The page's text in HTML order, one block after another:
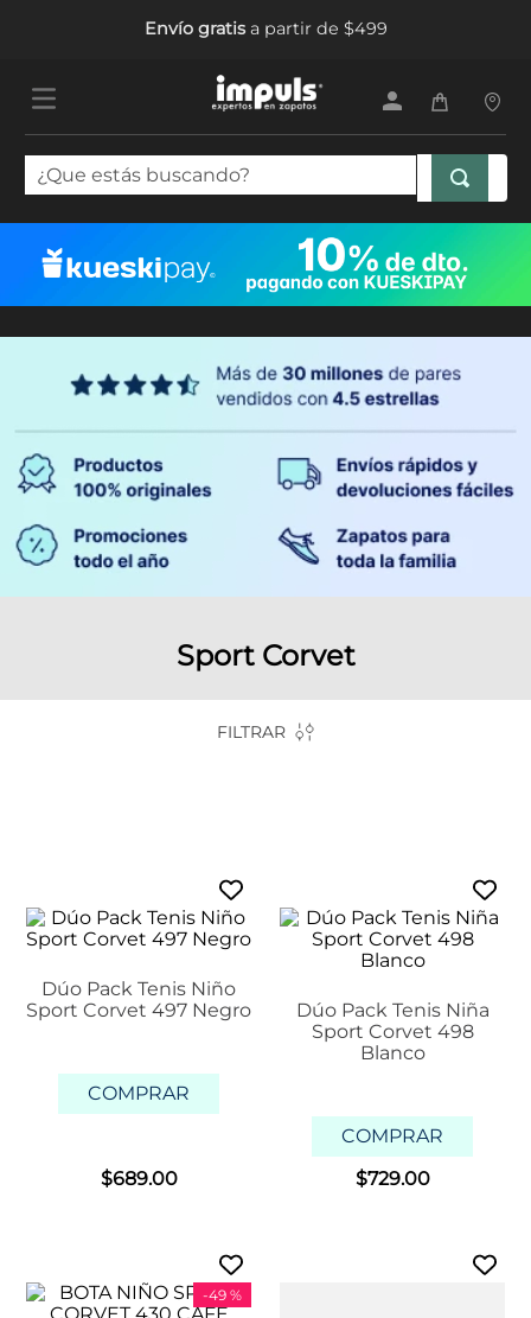
Envío gratisa partir de $499
¿Que estás buscando?
Sport Corvet
FILTRAR
Dúo Pack Tenis Niño
Sport Corvet 497 Negro
COMPRAR
$689.00
Dúo Pack Tenis Niña
Sport Corvet 498
Blanco
COMPRAR
$729.00
-49 %
1.
tenis mujer
botas mujer
5. tenis